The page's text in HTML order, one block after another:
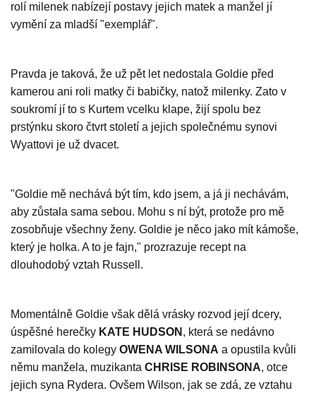
rolí milenek nabízejí postavy jejich matek a manžel jí
vymění za mladší "exemplář".
Pravda je taková, že už pět let nedostala Goldie před
kamerou ani roli matky či babičky, natož milenky. Zato v
soukromí jí to s Kurtem vcelku klape, žijí spolu bez
prstýnku skoro čtvrt století a jejich společnému synovi
Wyattovi je už dvacet.
"Goldie mě nechává být tím, kdo jsem, a já ji nechávám,
aby zůstala sama sebou. Mohu s ní být, protože pro mě
zosobňuje všechny ženy. Goldie je něco jako mít kámoše,
který je holka. A to je fajn," prozrazuje recept na
dlouhodobý vztah Russell.
Momentálně Goldie však dělá vrásky rozvod její dcery,
úspěšné herečky KATE HUDSON , která se nedávno
zamilovala do kolegy OWENA WILSONA a opustila kvůli
němu manžela, muzikanta CHRISE ROBINSONA, otce
jejich syna Rydera. Ovšem Wilson, jak se zdá, ze vztahu